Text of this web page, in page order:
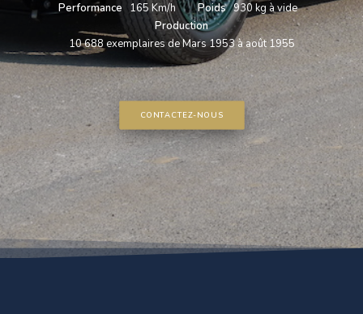
Performance
165 Km/h Poids 930 kg à vide
Production
10 688 exemplaires de Mars 1953 à août 1955
CONTACTEZ-NOUS